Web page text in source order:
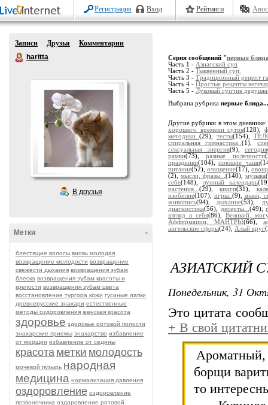
Регистрация Вход Рейтинги
Записи Друзья
Комментарии
haritta
В друзья
-
Метки
блестящие волосы вновь молодая
возвращение молодости возвращение
свежести дыхания возвращения зубам
блеска возвращения зубам красоты и
крепости возвращения зубам цвета
восстановление тургора кожи гусиные лапки
древнерусские знахари естественные
методы оздоровления женская красота
здоровье здоровье ротовой полости
знахарские приемы знахарство избавление
от морщин избавление от седины
красота метки молодость
мочевой пузырь народная
медицина нормализация давления
оздоровление оздоровление
позвоночника оздоровление ротовой
Серия сообщений "первые
Часть 1 - Азиатский суп
Часть 2 - Тыквенный суп.
Часть 3 - Традиционный рецепт
Часть 4 - Простые рецепты
Часть 5 - Луковый супчик
Выбрана рубрика первые блюда...
Другие рубрики в этом
хорошего времени суток(128),
методики.. (29), тесты(154),
спиральная гимнастика..(1),
сексуальная энергия(9), сегодня
рамки(73),разные полезности
праздники(104),поющие чаши
питание(52),очищение(17),
(2),мысли, фразы...(140),музыка
себе(148), лунный календарь
растения... (29), книги(31),
изобилие(107), игры.. (9), знаки,
живопись(94), дыхание(53),
диагностика(56), десерты... (49),
взгляд в себя(86), Великий,
Аффирмации, МАНТРЫ(66),
ангельские сферы(24), Алый круг
АЗИАТСКИЙ
Понедельник, 31
Это цитата
+ В свой
Ароматный,
борщи
то